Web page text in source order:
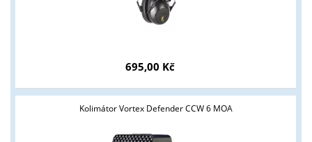
695,00 Kč
Kolimátor Vortex Defender CCW 6 MOA